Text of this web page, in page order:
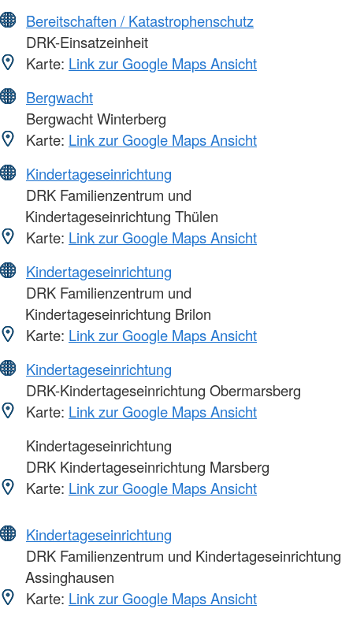
Bereitschaften / Katastrophenschutz
DRK-Einsatzeinheit
Karte: Link zur Google Maps Ansicht
Bergwacht
Bergwacht Winterberg
Karte: Link zur Google Maps Ansicht
Kindertageseinrichtung
DRK Familienzentrum und
Kindertageseinrichtung Thülen
Karte: Link zur Google Maps Ansicht
Kindertageseinrichtung
DRK Familienzentrum und
Kindertageseinrichtung Brilon
Karte: Link zur Google Maps Ansicht
Kindertageseinrichtung
DRK-Kindertageseinrichtung Obermarsberg
Karte: Link zur Google Maps Ansicht
Kindertageseinrichtung
DRK Kindertageseinrichtung Marsberg
Karte: Link zur Google Maps Ansicht
Kindertageseinrichtung
DRK Familienzentrum und Kindertageseinrichtung
Assinghausen
Karte: Link zur Google Maps Ansicht